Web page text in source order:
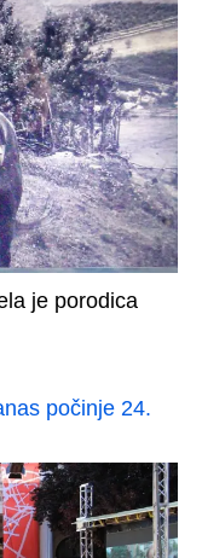
je porodica
počinje 24.